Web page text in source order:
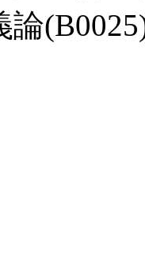
論